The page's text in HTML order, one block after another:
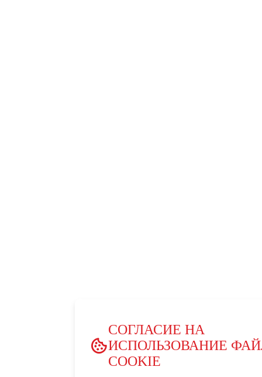
СОГЛАСИЕ НА
ИСПОЛЬЗОВАНИЕ
COOKIE